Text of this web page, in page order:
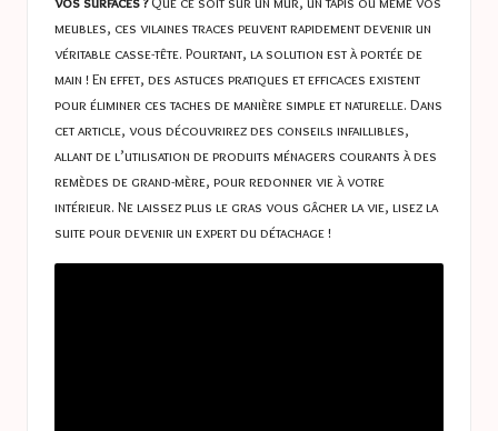
meubles, ces vilaines traces peuvent rapidement devenir un
véritable casse-tête. Pourtant, la solution est à portée de
main ! En effet, des astuces pratiques et efficaces existent
pour éliminer ces taches de manière simple et naturelle. Dans
cet article, vous découvrirez des conseils infaillibles,
allant de l’utilisation de produits ménagers courants à des
remèdes de grand-mère, pour redonner vie à votre
intérieur. Ne laissez plus le gras vous gâcher la vie, lisez la
suite pour devenir un expert du détachage !